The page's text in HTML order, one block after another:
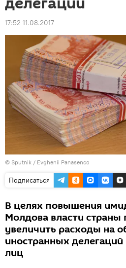
17:52 11.08.2017
© Sputnik / Evghenii Panasenco
Подписаться
В целях повышения
Молдова власти страны
увеличить расходы на
иностранных
лиц